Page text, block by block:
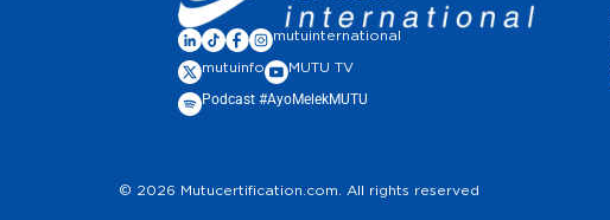
mutuinternational
mutuinfo MUTU TV
Podcast #AyoMelekMUTU
© 2026 Mutucertification.com. All rights reserved